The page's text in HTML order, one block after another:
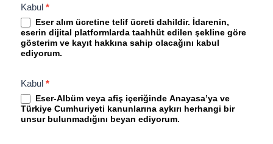
Kabul *
Eser alım ücretine telif ücreti dahildir. İdarenin,
eserin dijital platformlarda taahhüt edilen şekline göre
gösterim ve kayıt hakkına sahip olacağını kabul
ediyorum.
Kabul *
Eser-Albüm veya afiş içeriğinde Anayasa’ya ve
Türkiye Cumhuriyeti kanunlarına aykırı herhangi bir
unsur bulunmadığını beyan ediyorum.